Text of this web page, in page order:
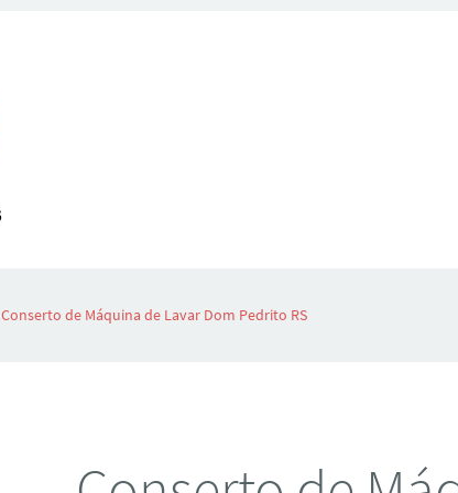
Conserto de Máquina de Lavar Dom Pedrito RS